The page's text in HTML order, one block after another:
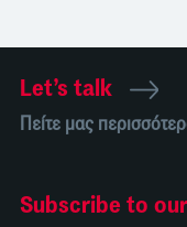
Let’s talk
Πείτε μας
Subscribe to